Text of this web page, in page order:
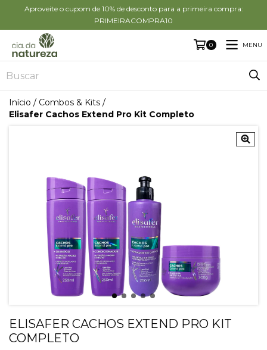
Aproveite o cupom de 10% de desconto para a primeira compra:
PRIMEIRACOMPRA10
0 MENU
Início / Combos & Kits /
Elisafer Cachos Extend Pro Kit Completo
ELISAFER CACHOS EXTEND PRO KIT
COMPLETO